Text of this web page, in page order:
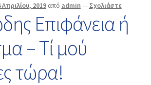
Απριλίου, 2019 από admin — Σχολιάστε
Επιφάνεια ή
– Τί μού
τώρα!